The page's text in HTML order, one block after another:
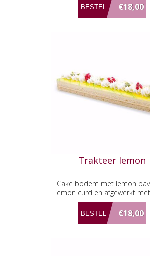
€18,00
Trakteer lemon
Cake bodem met lemon
lemon curd en afgewerkt
slagroom.
€18,00